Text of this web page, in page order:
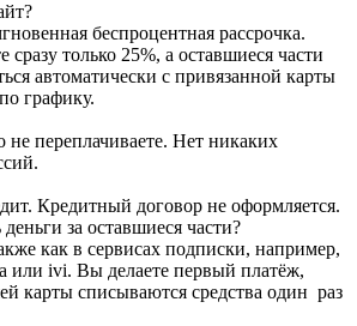
беспроцентная рассрочка.
сразу только 25%, а оставшиеся части
автоматически с привязанной карты
по графику.
переплачиваете. Нет никаких
Кредитный договор не оформляется.
за оставшиеся части?
как в сервисах подписки, например,
или ivi. Вы делаете первый платёж,
карты списываются средства один раз